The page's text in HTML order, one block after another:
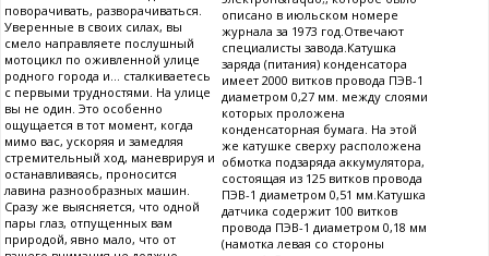
поворачивать, разворачиваться.
Уверенные в своих силах, вы
смело направляете послушный
мотоцикл по оживленной улице
родного города и... сталкиваетесь
с первыми трудностями. На улице
вы не один. Это особенно
ощущается в тот момент, когда
мимо вас, ускоряя и замедляя
стремительный ход, маневрируя и
останавливаясь, проносится
лавина разнообразных машин.
Сразу же выясняется, что одной
пары глаз, отпущенных вам
природой, явно мало, что от
описано в июльском номере
журнала за 1973 год.Отвечают
специалисты завода.Катушка
заряда (питания) конденсатора
имеет 2000 витков провода ПЭВ-1
диаметром 0,27 мм. между слоями
которых проложена
конденсаторная бумага. На этой
же катушке сверху расположена
обмотка подзаряда аккумулятора,
состоящая из 125 витков провода
ПЭВ-1 диаметром 0,51 мм.Катушка
датчика содержит 100 витков
провода ПЭВ-1 диаметром 0,18 мм
(намотка левая со стороны